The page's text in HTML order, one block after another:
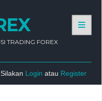
TRADING FOREX
Silakan Login atau Register